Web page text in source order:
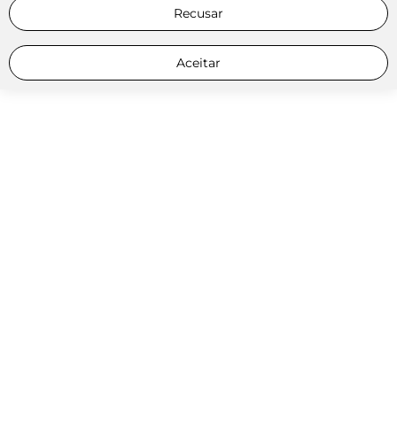
Recusar
Aceitar